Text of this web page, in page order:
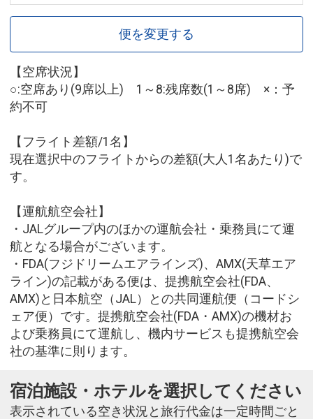
便を変更する
【空席状況】
○:空席あり(9席以上) 1～8:残席数(1～8席) ×：予
約不可
【フライト差額/1名】
現在選択中のフライトからの差額(大人1名あたり)で
す。
【運航航空会社】
・JALグループ内のほかの運航会社・乗務員にて運
航となる場合がございます。
・FDA(フジドリームエアラインズ)、AMX(天草エア
ライン)の記載がある便は、提携航空会社(FDA、
AMX)と日本航空（JAL）との共同運航便（コードシ
ェア便）です。提携航空会社(FDA・AMX)の機材お
よび乗務員にて運航し、機内サービスも提携航空会
社の基準に則ります。
宿泊施設・ホテルを選択してください
表示されている空き状況と旅行代金は一定時間ごと